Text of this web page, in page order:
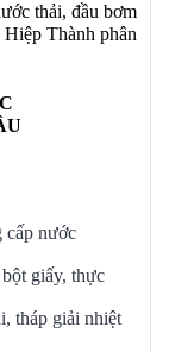
thải, đầu bơm
Thành phân
cấp nước
giấy, thực
tháp giải nhiệt